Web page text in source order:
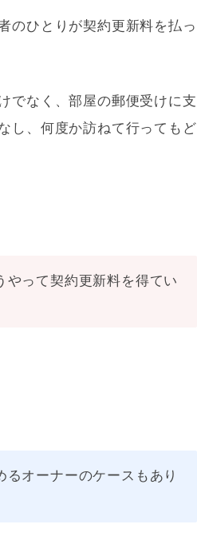
のひとりが契約更新料を払っ
でなく、部屋の郵便受けに支
し、何度か訪ねて行ってもど
やって契約更新料を得てい
オーナーのケースもあり